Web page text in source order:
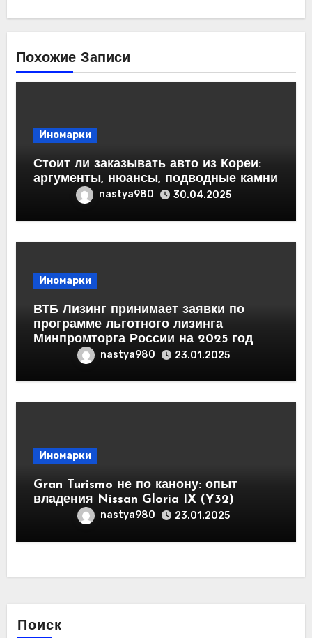
Похожие Записи
Иномарки
Стоит ли заказывать авто из Кореи:
аргументы, нюансы, подводные камни
nastya980 30.04.2025
Иномарки
ВТБ Лизинг принимает заявки по
программе льготного лизинга
Минпромторга России на 2025 год
nastya980 23.01.2025
Иномарки
Gran Turismo не по канону: опыт
владения Nissan Gloria IX (Y32)
nastya980 23.01.2025
Поиск